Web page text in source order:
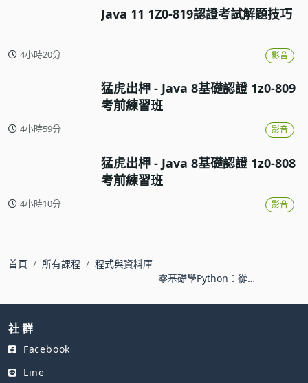
Java 11 1Z0-819認證考試解題技巧
4小時20分 影音
猛虎出柙 - Java 8基礎認證 1z0-809
考前練習班
4小時59分 影音
猛虎出柙 - Java 8基礎認證 1z0-808
考前練習班
4小時10分 影音
首頁 所有課程
程式與資料庫
零基礎學Python：從入
社 群
Facebook
Line